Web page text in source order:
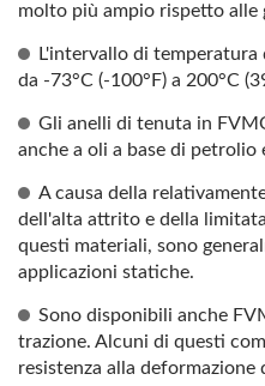
molto più ampio rispetto alle
L'intervallo di temperatura
da -73°C (-100°F) a 200°C
Gli anelli di tenuta in
anche a oli a base di
A causa della
dell'alta attrito e della
questi materiali, sono
applicazioni statiche.
Sono disponibili anche
trazione. Alcuni di questi
resistenza alla deformazione